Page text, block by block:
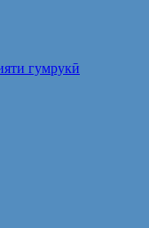
гумрукӣ